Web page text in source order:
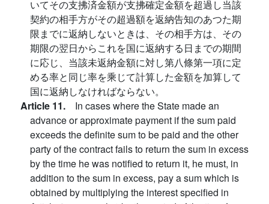
いてその支拂済金額が支拂確定金額を超過し当該
契約の相手方がその超過額を返納告知のあつた期
限までに返納しないときは、その相手方は、その
期限の翌日からこれを国に返納する日までの期間
に応じ、当該未返納金額に対し第八條第一項に定
める率と同じ率を乘じて計算した金額を加算して
国に返納しなければならない。
Article 11. In cases where the State made an
advance or approximate payment if the sum paid
exceeds the definite sum to be paid and the other
party of the contract fails to return the sum in excess
by the time he was notified to return it, he must, in
addition to the sum in excess, pay a sum which is
obtained by multiplying the interest specified in